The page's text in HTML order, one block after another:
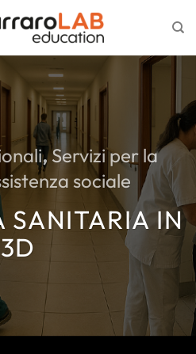
,Servizi per la
sociale
SANITARIA IN
3D